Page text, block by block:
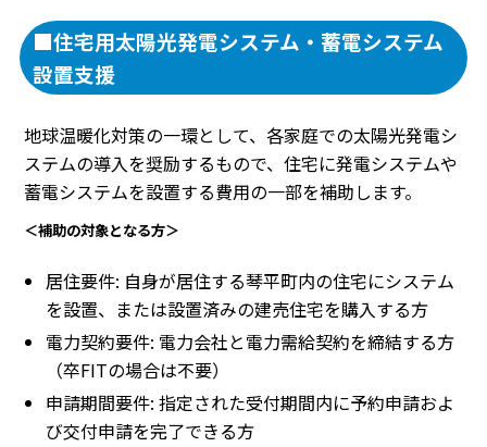
■住宅用太陽光発電システム・蓄電システム
設置支援
地球温暖化対策の一環として、各家庭での太陽光発電シ
ステムの導入を奨励するもので、住宅に発電システムや
蓄電システムを設置する費用の一部を補助します。
＜補助の対象となる方＞
居住要件: 自身が居住する琴平町内の住宅にシステム
を設置、または設置済みの建売住宅を購入する方
電力契約要件: 電力会社と電力需給契約を締結する方
（卒FITの場合は不要）
申請期間要件: 指定された受付期間内に予約申請およ
び交付申請を完了できる方